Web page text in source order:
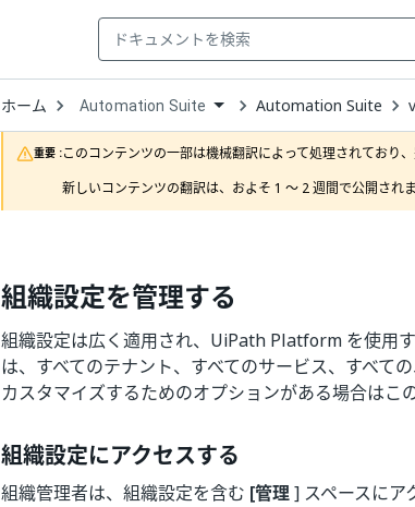
ホーム Open
Dropdown
to
choose
product
Automation Suite Automation Suite
重要 :このコンテンツの一部は機械翻訳によって処理されており
新しいコンテンツの翻訳は、およそ 1 ～ 2 週間で公開されま
組織設定を管理する
組織設定は広く適用され、UiPath Platform を使用
は、すべてのテナント、すべてのサービス、すべて
カスタマイズするためのオプションがある場合はこ
組織設定にアクセスする
組織管理者は、組織設定を含む [管理] スペースにア